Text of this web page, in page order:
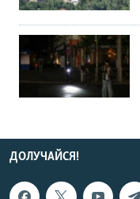
ДОЛУЧАЙСЯ!